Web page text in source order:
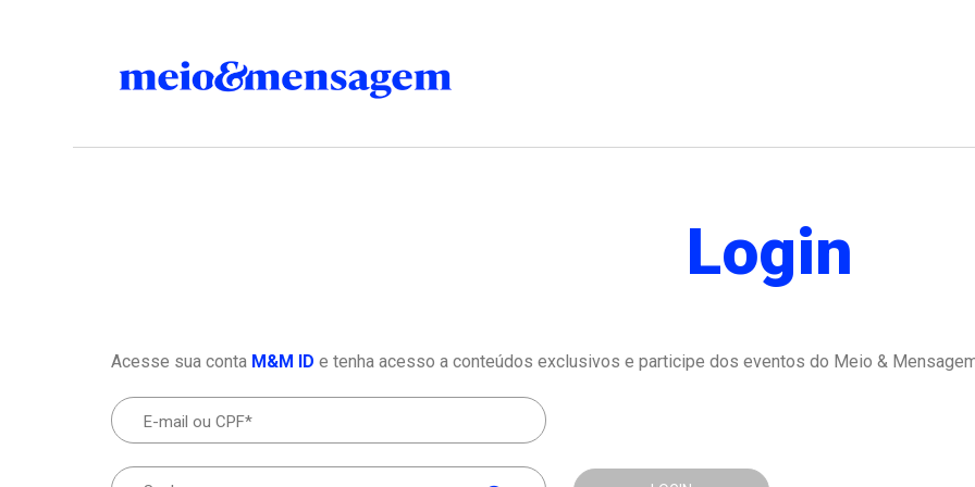
Login
Acesse sua conta M&M ID e tenha acesso a conteúdos exclusivos e participe dos eventos do Meio &